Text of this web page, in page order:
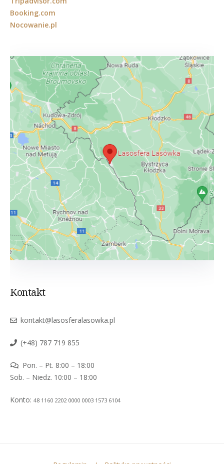
Booking.com
Nocowanie.pl
Kontakt
kontakt@lasosferalasowka.pl
(+48) 787 719 855
Pon. – Pt. 8:00 – 18:00
Sob. – Niedz. 10:00 – 18:00
Konto: 48 1160 2202 0000 0003 1573 6104